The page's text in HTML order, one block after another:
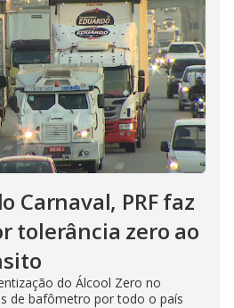
Carnaval, PRF faz
tolerância zero ao
do Álcool Zero no
de bafômetro por todo o país